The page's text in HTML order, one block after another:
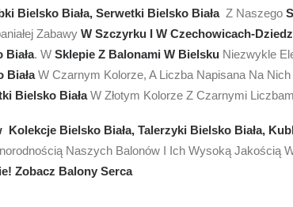
Bielsko Biała, Serwetki Bielsko Biała Z Naszego
Zabawy W Szczyrku I W Czechowicach-
. W Sklepie Z Balonami W Bielsku Niezwykle
BiałaW Czarnym Kolorze, A Liczba Napisana Na Nich
Bielsko BiałaW Złotym Kolorze Z Czarnymi
Kolekcje Bielsko Biała, Talerzyki Bielsko Biała,
Naszych Balonów I Ich Wysoką Jakością
Zobacz Balony Serca